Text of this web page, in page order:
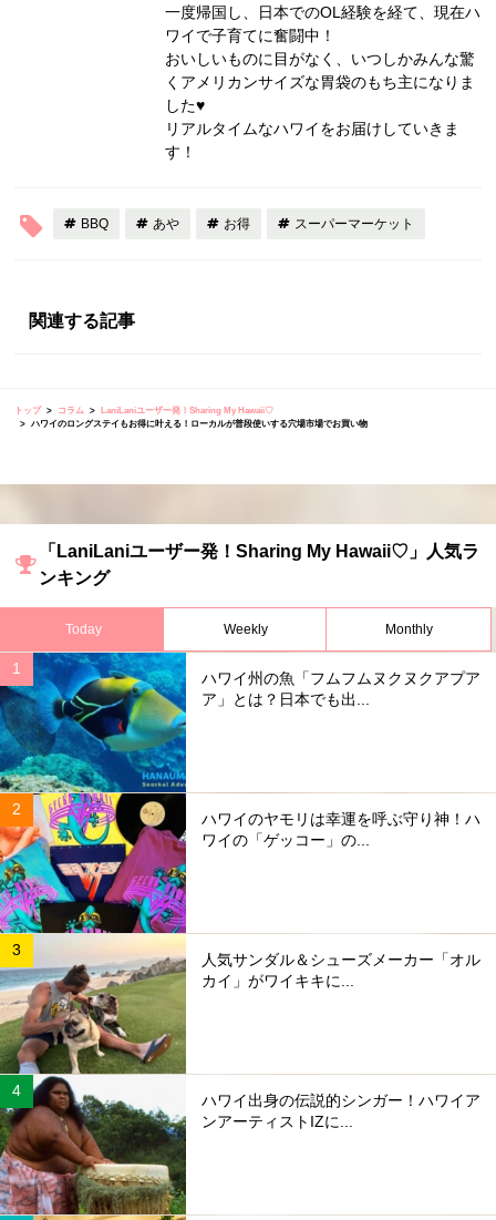
一度帰国し、日本でのOL経験を経て、現在ハ
ワイで子育てに奮闘中！
おいしいものに目がなく、いつしかみんな驚
くアメリカンサイズな胃袋のもち主になりま
した♥
リアルタイムなハワイをお届けしていきま
す！
BBQ あや お得 スーパーマーケット
関連する記事
トップ コラム
LaniLaniユーザー発！Sharing My Hawaii♡
ハワイのロングステイもお得に叶える！ローカルが普段使いする穴場市場でお買い物
「LaniLaniユーザー発！Sharing My Hawaii♡」人気ラ
ンキング
Today Weekly Monthly
ハワイ州の魚「フムフムヌクヌクアプア
ア」とは？日本でも出...
ハワイのヤモリは幸運を呼ぶ守り神！ハ
ワイの「ゲッコー」の...
人気サンダル＆シューズメーカー「オル
カイ」がワイキキに...
ハワイ出身の伝説的シンガー！ハワイア
ンアーティストIZに...